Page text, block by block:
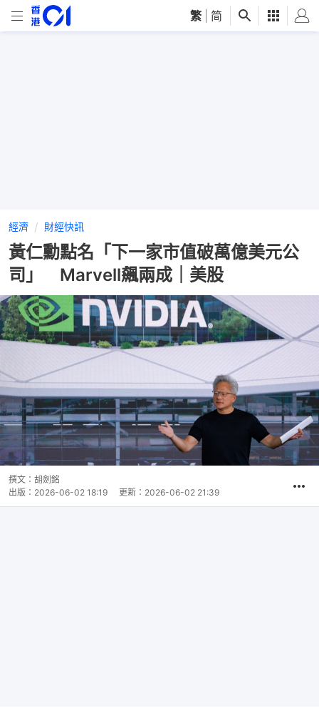
繁 简
經濟 財經快訊
黃仁勳點名「下一家市值破萬億美元公
司」 Marvell飆兩成｜美股
撰文： 胡劍銘
出版： 2026-06-02 18:19 更新： 2026-06-02 21:39